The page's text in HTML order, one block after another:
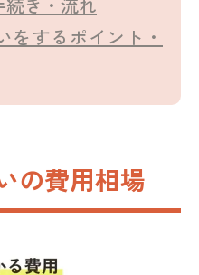
をするポイント・
の費用相場